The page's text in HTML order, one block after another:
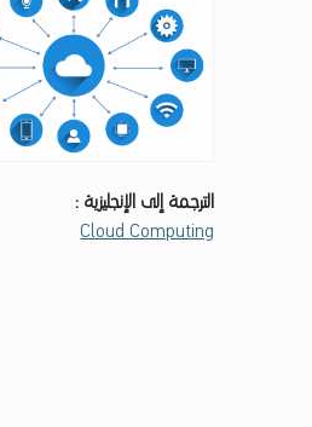
الترجمة إلى الإنجليزية :
Cloud Computing
Skip back to main navigation